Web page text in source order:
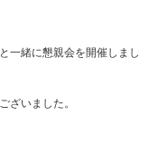
一緒に懇親会を開催しまし
ざいました。